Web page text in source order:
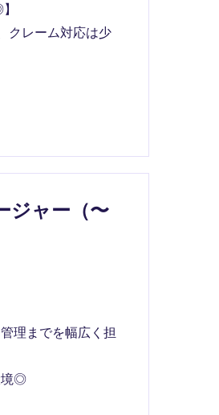
クレーム対応は少
ジャー（〜
理までを幅広く担
境◎